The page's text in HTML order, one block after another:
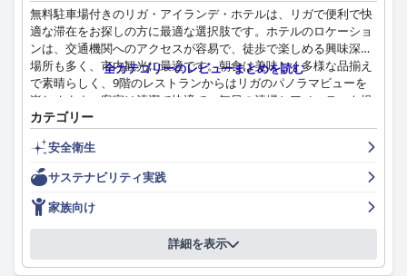
無料駐車場付きのリガ・アイランデ・ホテルは、リガで便利で快
適な滞在をお探しの方に最適な選択肢です。ホテルのロケーショ
ンは、交通機関へのアクセスが容易で、徒歩で楽しめる興味深い
場所も多く、市内観光に最適です。朝食は美味しく多様な品揃え
で素晴らしく、9階のレストランからはリガのパノラマビューを
楽しめます。客室は清潔で快適で、毎日の清掃とアメニティも提
供されます。スタッフはフレンドリーで親切で、多言語対応のフ
ロントスタッフはいつでもお客様をサポートします。無料駐車場
はボーナスであり、リガへ車で旅行する方にとってはお得です。
ベッドも快適で、多くのゲストがその優れた品質とマットレスを
絶賛しています。一部のゲストは、部屋の防音性や部屋の寒さに
関する小さな問題を指摘しましたが、全体的に、ホテルはその清
潔さと優れたコストパフォーマンスで高く評価されています。完
璧な4.5つ星の評価に準拠していない小さな詳細があるかもしれま
せんが、ホテルは依然として5つ星の目的地としての地位を確立
しています。結論として、無料駐車場付きのリガ・アイランデ・
全カテゴリーのレビューまとめを読む
カテゴリー
安全衛生
サステナビリティ実践
家族向け
詳細を表示